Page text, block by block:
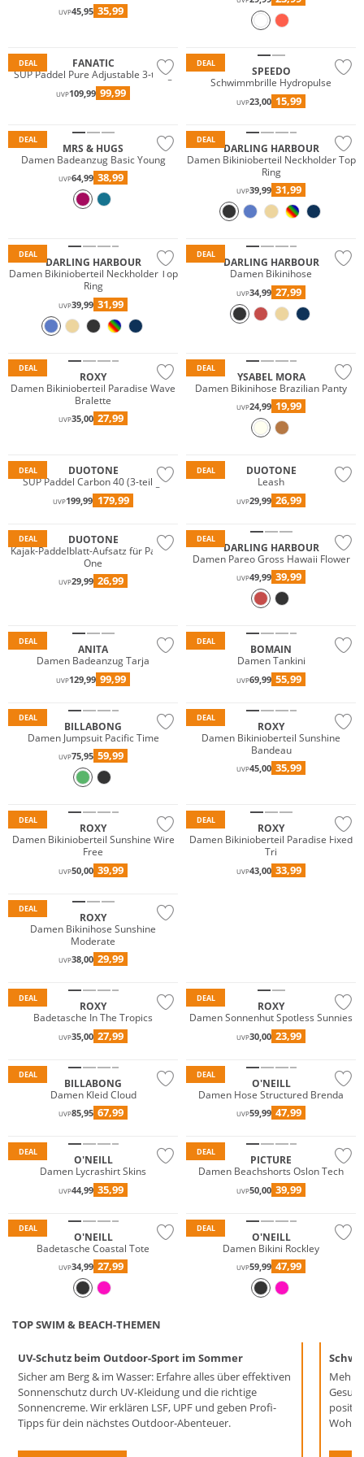
UVP45,95 35,99
DEAL
FANATIC
SUP Paddel Pure Adjustable 3-teilig
UVP109,99 99,99
DEAL
SPEEDO
Schwimmbrille Hydropulse
UVP23,00 15,99
DEAL
MRS & HUGS
Damen Badeanzug Basic Young
UVP64,99 38,99
DEAL
Mix & Match
Preis & Wert
DARLING HARBOUR
Damen Bikinioberteil Neckholder Top
Ring
UVP39,99 31,99
DEAL
Mix & Match
DARLING HARBOUR
Damen Bikinioberteil Neckholder Top
Ring
UVP39,99 31,99
DEAL
Preis & Wert
Nachhaltig
DARLING HARBOUR
Damen Bikinihose
UVP34,99 27,99
DEAL
Mix & Match
Nachhaltig
ROXY
Damen Bikinioberteil Paradise Wave
Bralette
UVP35,00 27,99
DEAL
YSABEL MORA
Damen Bikinihose Brazilian Panty
UVP24,99 19,99
DEAL
DUOTONE
SUP Paddel Carbon 40 (3-teilig)
UVP199,99 179,99
DEAL
DUOTONE
Leash
UVP29,99 26,99
DEAL
DUOTONE
Kajak-Paddelblatt-Aufsatz für Paddle
One
UVP29,99 26,99
DEAL
DARLING HARBOUR
Damen Pareo Gross Hawaii Flower
UVP49,99 39,99
DEAL
ANITA
Damen Badeanzug Tarja
UVP129,99 99,99
DEAL
BOMAIN
Damen Tankini
UVP69,99 55,99
DEAL
BILLABONG
Damen Jumpsuit Pacific Time
UVP75,95 59,99
DEAL
Mix & Match
ROXY
Damen Bikinioberteil Sunshine
Bandeau
UVP45,00 35,99
DEAL
ROXY
Damen Bikinioberteil Sunshine Wire
Free
UVP50,00 39,99
DEAL
Mix & Match
ROXY
Damen Bikinioberteil Paradise Fixed
Tri
UVP43,00 33,99
DEAL
ROXY
Damen Bikinihose Sunshine
Moderate
UVP38,00 29,99
DEAL
ROXY
Badetasche In The Tropics
UVP35,00 27,99
DEAL
ROXY
Damen Sonnenhut Spotless Sunnies
UVP30,00 23,99
DEAL
BILLABONG
Damen Kleid Cloud
UVP85,95 67,99
DEAL
O'NEILL
Damen Hose Structured Brenda
UVP59,99 47,99
DEAL
O'NEILL
Damen Lycrashirt Skins
UVP44,99 35,99
DEAL
PICTURE
Damen Beachshorts Oslon Tech
UVP50,00 39,99
DEAL
O'NEILL
Badetasche Coastal Tote
UVP34,99 27,99
DEAL
O'NEILL
Damen Bikini Rockley
UVP59,99 47,99
TOP SWIM & BEACH-THEMEN
UV-Schutz beim Outdoor-Sport im Sommer
Sicher am Berg & im Wasser: Erfahre alles über effektiven
Sonnenschutz durch UV-Kleidung und die richtige
Sonnencreme. Wir erklären LSF, UPF und geben Profi-
Tipps für dein nächstes Outdoor-Abenteuer.
Mehr